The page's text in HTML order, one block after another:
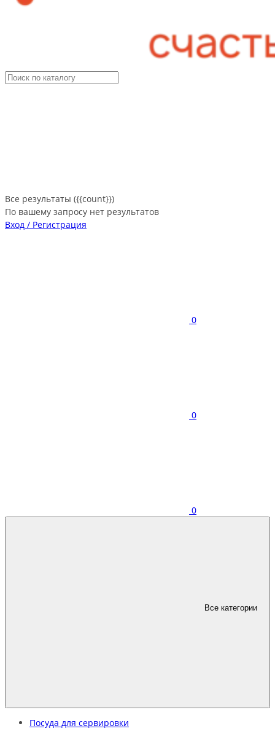
Все результаты ({{count}})
По вашему запросу нет результатов
Вход / Регистрация
0
0
0
Все категории
Посуда для сервировки